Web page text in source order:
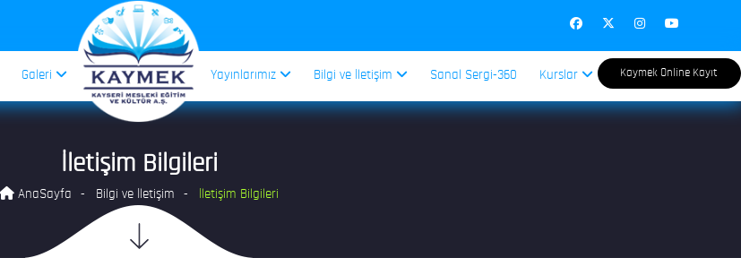
Galeri Yayınlarımız Bilgi ve İletişim Sanal Sergi-360 Kurslar Kaymek Online Kayıt
İletişim Bilgileri
AnaSayfa Bilgi ve İletişim İletişim Bilgileri